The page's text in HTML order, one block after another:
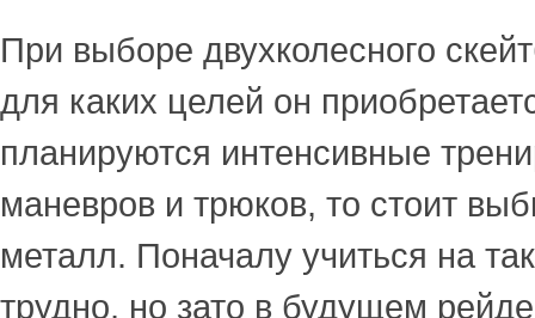
При выборе двухколесного
для каких целей он
планируются интенсивные
маневров и трюков, то стоит
металл. Поначалу учиться на
трудно, но зато в будущем